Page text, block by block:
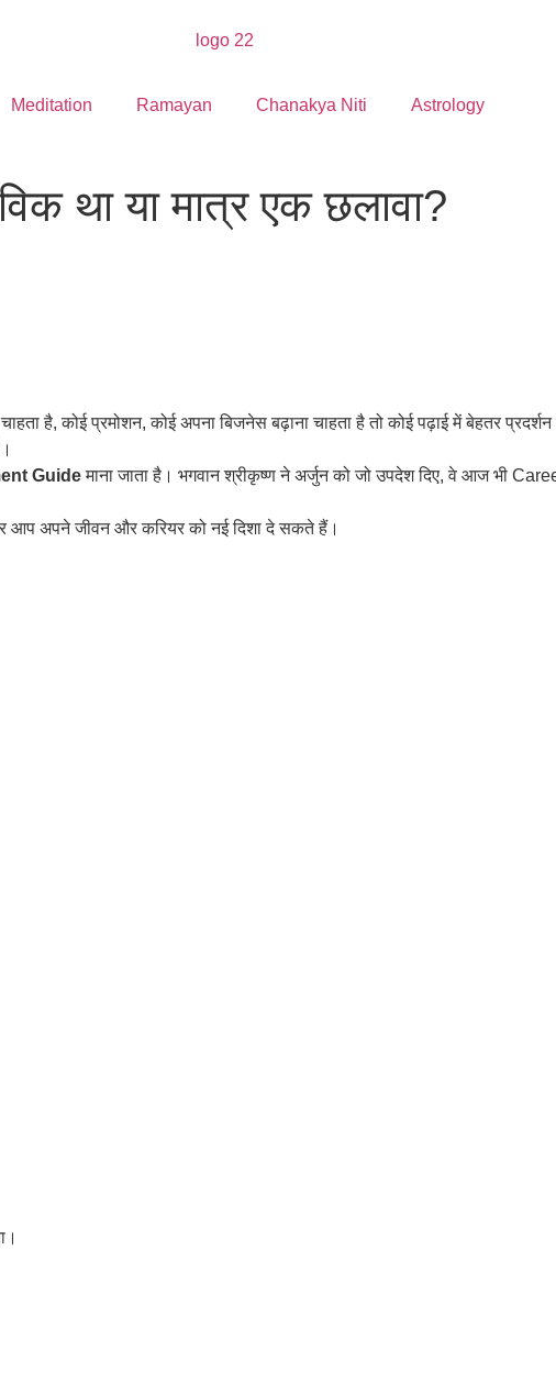
Meditation Ramayan Chanakya Niti Astrology
था या मात्र एक छलावा?
है, कोई प्रमोशन, कोई अपना बिजनेस बढ़ाना चाहता है तो कोई पढ़ाई में बेहतर
Guideमाना जाता है। भगवान श्रीकृष्ण ने अर्जुन को जो उपदेश दिए, वे आज भी
आप अपने जीवन और करियर को नई दिशा दे सकते हैं।